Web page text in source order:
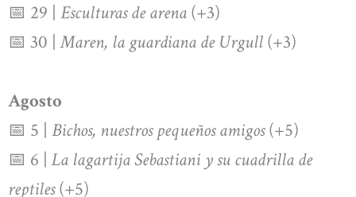
📅 29 | Esculturas de arena (+3)
📅 30 |Maren, la guardiana de Urgull (+3)
Agosto
📅 5 | Bichos, nuestros pequeños amigos(+5)
📅 6 | La lagartija Sebastiani y su cuadrilla de
reptiles(+5)